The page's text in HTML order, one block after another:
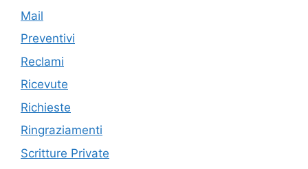
Mail
Preventivi
Reclami
Ricevute
Richieste
Ringraziamenti
Scritture Private